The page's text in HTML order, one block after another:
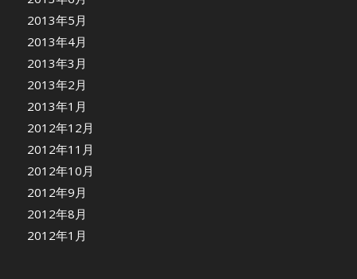
2013年5月
2013年4月
2013年3月
2013年2月
2013年1月
2012年12月
2012年11月
2012年10月
2012年9月
2012年8月
2012年1月